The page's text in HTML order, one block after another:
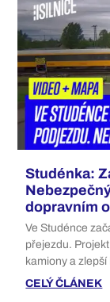
Studénka:
dopravním
Ve Studénce
přejezdu.
kamiony a
CELÝ ČLÁNEK